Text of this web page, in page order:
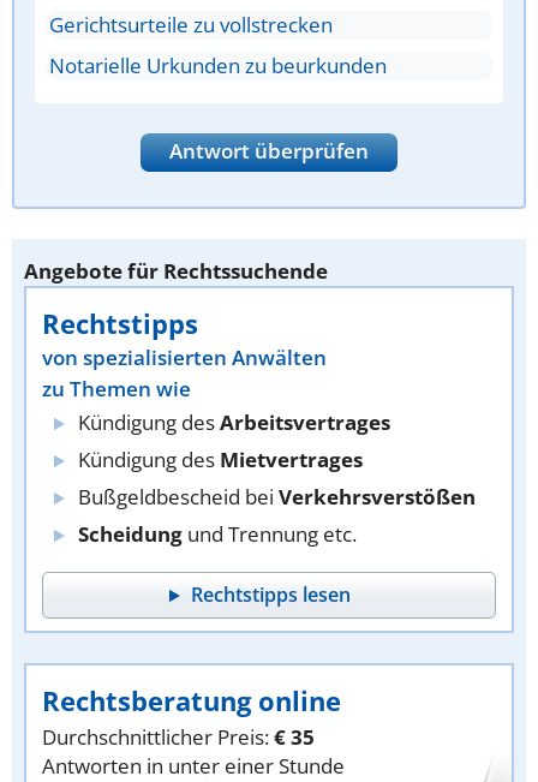
Gerichtsurteile zu vollstrecken
Notarielle Urkunden zu beurkunden
Antwort überprüfen
Angebote für Rechtssuchende
Rechtstipps
von spezialisierten Anwälten
zu Themen wie
Kündigung desArbeitsvertrages
Kündigung des Mietvertrages
Bußgeldbescheid bei Verkehrsverstößen
Scheidung und Trennung etc.
Rechtstipps lesen
Rechtsberatung online
Durchschnittlicher Preis:€ 35
Antworten in unter einer Stunde